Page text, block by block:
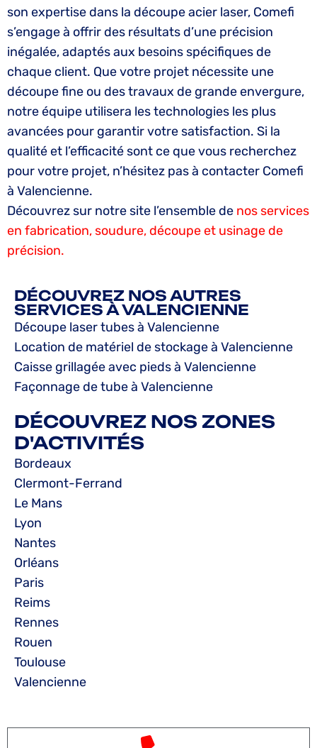
son expertise dans la découpe acier laser, Comefi
s’engage à offrir des résultats d’une précision
inégalée, adaptés aux besoins spécifiques de
chaque client. Que votre projet nécessite une
découpe fine ou des travaux de grande envergure,
notre équipe utilisera les technologies les plus
avancées pour garantir votre satisfaction. Si la
qualité et l’efficacité sont ce que vous recherchez
pour votre projet, n’hésitez pas à contacter Comefi
à Valencienne.
Découvrez sur notre site l’ensemble de nos services
en fabrication, soudure, découpe et usinage de
précision.
DÉCOUVREZ NOS AUTRES
SERVICES À VALENCIENNE
Découpe laser tubes à Valencienne
Location de matériel de stockage à Valencienne
Caisse grillagée avec pieds à Valencienne
Façonnage de tube à Valencienne
DÉCOUVREZ NOS ZONES
D'ACTIVITÉS
Bordeaux
Clermont-Ferrand
Le Mans
Lyon
Nantes
Orléans
Paris
Reims
Rennes
Rouen
Toulouse
Valencienne